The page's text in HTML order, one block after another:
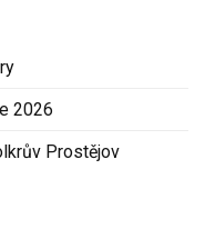
2026
Prostějov